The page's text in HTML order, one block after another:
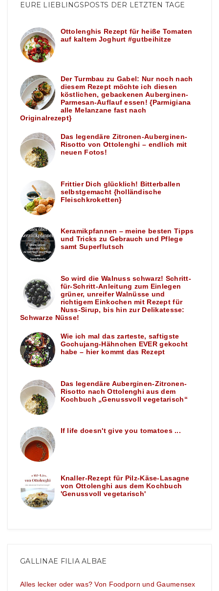
EURE LIEBLINGSPOSTS DER LETZTEN TAGE
Ottolenghis Rezept für heiße Tomaten
auf kaltem Joghurt #gutbeihitze
Der Turmbau zu Gabel: Nur noch nach
diesem Rezept möchte ich diesen
köstlichen, gebackenen Auberginen-
Parmesan-Auflauf essen! {Parmigiana
alle Melanzane fast nach
Originalrezept}
Das legendäre Zitronen-Auberginen-
Risotto von Ottolenghi – endlich mit
neuen Fotos!
Frittier Dich glücklich! Bitterballen
selbstgemacht {holländische
Fleischkroketten}
Keramikpfannen – meine besten Tipps
und Tricks zu Gebrauch und Pflege
samt Superflutsch
So wird die Walnuss schwarz! Schritt-
für-Schritt-Anleitung zum Einlegen
grüner, unreifer Walnüsse und
richtigem Einkochen mit Rezept für
Nuss-Sirup, bis hin zur Delikatesse:
Schwarze Nüsse!
Wie ich mal das zarteste, saftigste
Gochujang-Hähnchen EVER gekocht
habe – hier kommt das Rezept
Das legendäre Auberginen-Zitronen-
Risotto nach Ottolenghi aus dem
Kochbuch „Genussvoll vegetarisch“
If life doesn't give you tomatoes ...
Knaller-Rezept für Pilz-Käse-Lasagne
von Ottolenghi aus dem Kochbuch
'Genussvoll vegetarisch'
GALLINAE FILIA ALBAE
Alles lecker oder was? Von Foodporn und Gaumensex